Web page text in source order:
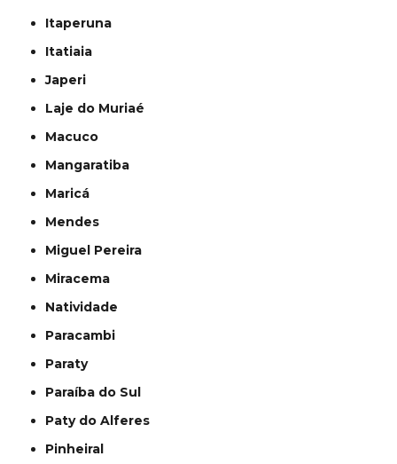
Itaperuna
Itatiaia
Japeri
Laje do Muriaé
Macuco
Mangaratiba
Maricá
Mendes
Miguel Pereira
Miracema
Natividade
Paracambi
Paraty
Paraíba do Sul
Paty do Alferes
Pinheiral